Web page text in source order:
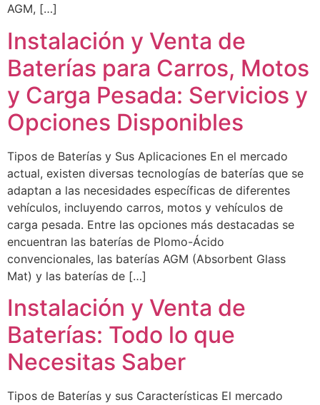
AGM, […]
Instalación y Venta de
Baterías para Carros, Motos
y Carga Pesada: Servicios y
Opciones Disponibles
Tipos de Baterías y Sus Aplicaciones En el mercado
actual, existen diversas tecnologías de baterías que se
adaptan a las necesidades específicas de diferentes
vehículos, incluyendo carros, motos y vehículos de
carga pesada. Entre las opciones más destacadas se
encuentran las baterías de Plomo-Ácido
convencionales, las baterías AGM (Absorbent Glass
Mat) y las baterías de […]
Instalación y Venta de
Baterías: Todo lo que
Necesitas Saber
Tipos de Baterías y sus Características El mercado